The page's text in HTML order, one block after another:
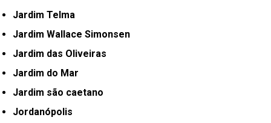
Jardim Telma
Jardim Wallace Simonsen
Jardim das Oliveiras
Jardim do Mar
Jardim são caetano
Jordanópolis